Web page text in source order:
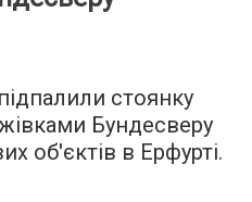
стоянку
Бундесверу
об'єктів в Ерфурті.